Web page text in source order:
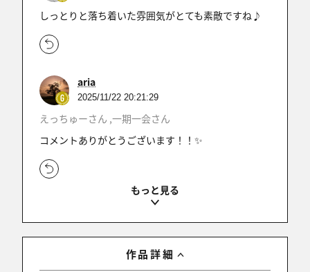
しっとりと落ち着いた雰囲気がとても素敵ですね♪
aria
2025/11/22 20:21:29
えっちゅーさん ,一期一会さん
コメントありがとうございます！！✨
2025/11/22 20:21:04
作品詳細